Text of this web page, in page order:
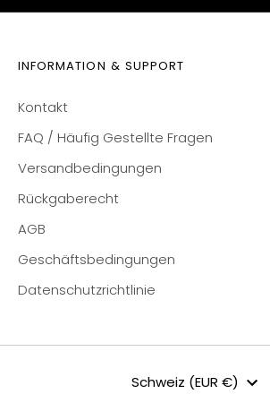
INFORMATION & SUPPORT
Kontakt
FAQ / Häufig Gestellte Fragen
Versandbedingungen
Rückgaberecht
AGB
Geschäftsbedingungen
Datenschutzrichtlinie
Schweiz (EUR €)